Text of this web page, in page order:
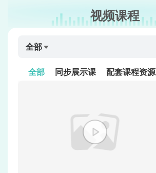
视频课程
全部
全部 同步展示课 配套课程资源